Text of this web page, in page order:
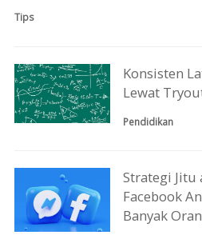
Tips
Konsisten
Lewat
Pendidikan
Strategi Jitu
Facebook
Banyak